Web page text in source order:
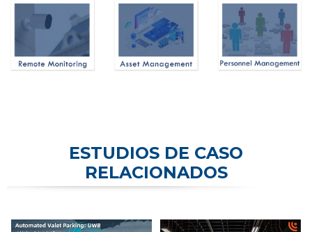
ESTUDIOS DE CASO
RELACIONADOS